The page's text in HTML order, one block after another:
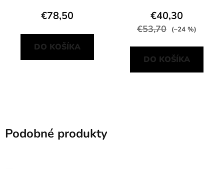
€78,50
DO KOŠÍKA
€40,30
€53,70 (–24 %)
DO KOŠÍKA
Podobné produkty